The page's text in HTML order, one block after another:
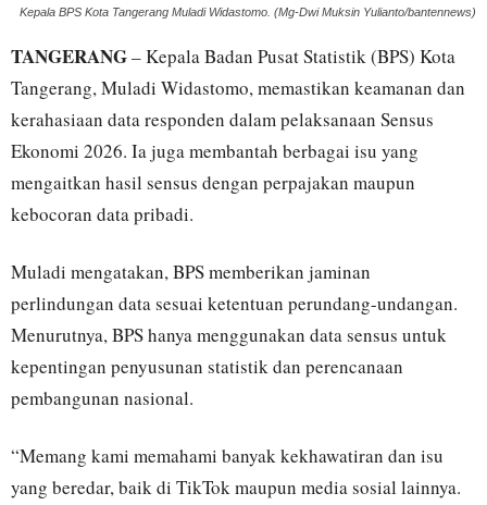
Kepala BPS Kota Tangerang Muladi Widastomo. (Mg-Dwi Muksin Yulianto/bantennews)
TANGERANG– Kepala Badan Pusat Statistik (BPS) Kota
Tangerang, Muladi Widastomo, memastikan keamanan dan
kerahasiaan data responden dalam pelaksanaan Sensus
Ekonomi 2026. Ia juga membantah berbagai isu yang
mengaitkan hasil sensus dengan perpajakan maupun
kebocoran data pribadi.
Muladi mengatakan, BPS memberikan jaminan
perlindungan data sesuai ketentuan perundang-undangan.
Menurutnya, BPS hanya menggunakan data sensus untuk
kepentingan penyusunan statistik dan perencanaan
pembangunan nasional.
“Memang kami memahami banyak kekhawatiran dan isu
yang beredar, baik di TikTok maupun media sosial lainnya.